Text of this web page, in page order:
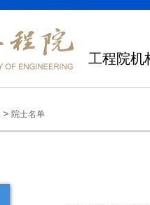
工程院机
> 院士名单